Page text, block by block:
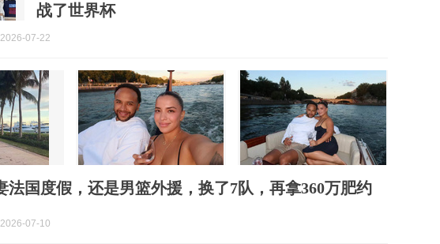
战了世界杯
07-22
法国度假，还是男篮外援，换了7队，再拿360万肥约
07-10